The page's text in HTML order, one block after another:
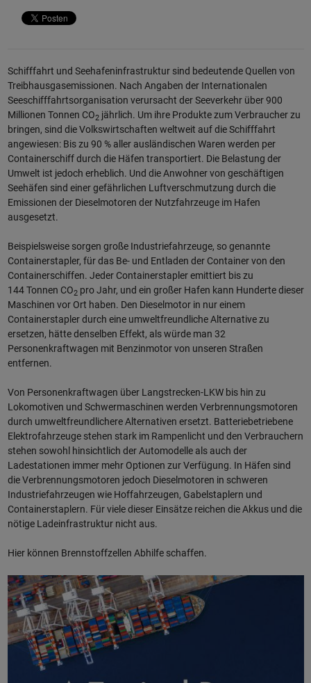
Schifffahrt und Seehafeninfrastruktur sind bedeutende Quellen von
Treibhausgasemissionen. Nach Angaben der Internationalen
Seeschifffahrtsorganisation verursacht der Seeverkehr über 900
Millionen Tonnen CO2jährlich. Um ihre Produkte zum Verbraucher zu
bringen, sind die Volkswirtschaften weltweit auf die Schifffahrt
angewiesen: Bis zu 90 % aller ausländischen Waren werden per
Containerschiff durch die Häfen transportiert. Die Belastung der
Umwelt ist jedoch erheblich. Und die Anwohner von geschäftigen
Seehäfen sind einer gefährlichen Luftverschmutzung durch die
Emissionen der Dieselmotoren der Nutzfahrzeuge im Hafen
ausgesetzt.
Beispielsweise sorgen große Industriefahrzeuge, so genannte
Containerstapler, für das Be- und Entladen der Container von den
Containerschiffen. Jeder Containerstapler emittiert bis zu
144 Tonnen CO2pro Jahr, und ein großer Hafen kann Hunderte dieser
Maschinen vor Ort haben. Den Dieselmotor in nur einem
Containerstapler durch eine umweltfreundliche Alternative zu
ersetzen, hätte denselben Effekt, als würde man 32
Personenkraftwagen mit Benzinmotor von unseren Straßen
entfernen.
Von Personenkraftwagen über Langstrecken-LKW bis hin zu
Lokomotiven und Schwermaschinen werden Verbrennungsmotoren
durch umweltfreundlichere Alternativen ersetzt. Batteriebetriebene
Elektrofahrzeuge stehen stark im Rampenlicht und den Verbrauchern
stehen sowohl hinsichtlich der Automodelle als auch der
Ladestationen immer mehr Optionen zur Verfügung. In Häfen sind
die Verbrennungsmotoren jedoch Dieselmotoren in schweren
Industriefahrzeugen wie Hoffahrzeugen, Gabelstaplern und
Containerstaplern. Für viele dieser Einsätze reichen die Akkus und die
nötige Ladeinfrastruktur nicht aus.
Hier können Brennstoffzellen Abhilfe schaffen.